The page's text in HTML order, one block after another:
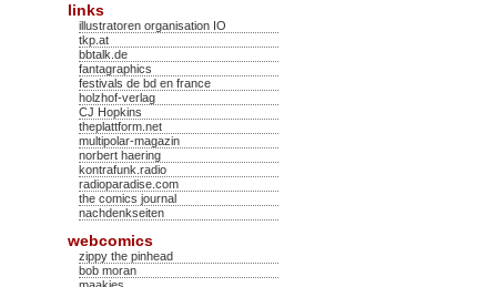
links
illustratoren organisation IO
tkp.at
bbtalk.de
fantagraphics
festivals de bd en france
holzhof-verlag
CJ Hopkins
theplattform.net
multipolar-magazin
norbert haering
kontrafunk.radio
radioparadise.com
the comics journal
nachdenkseiten
webcomics
zippy the pinhead
bob moran